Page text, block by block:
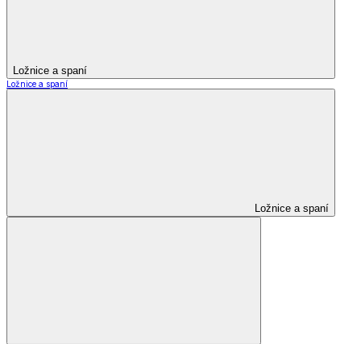
Ložnice a spaní
Ložnice a spaní
Ložnice a spaní